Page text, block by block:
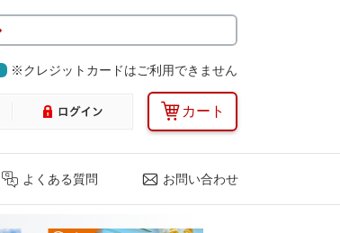
※クレジットカードはご利用できません
カート
よくある質問 お問い合わせ